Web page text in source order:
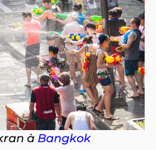
à Bangkok